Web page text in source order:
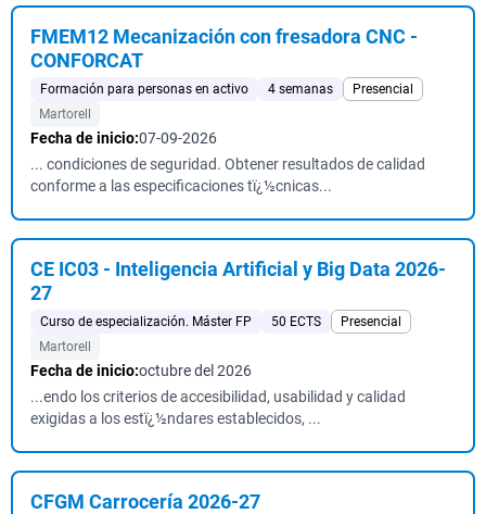
FMEM12 Mecanización con fresadora CNC -
CONFORCAT
Formación para personas en activo 4 semanas
Presencial
Martorell
Fecha de inicio:07-09-2026
... condiciones de seguridad. Obtener resultados de calidad
conforme a las especificaciones tï¿½cnicas...
CE IC03 - Inteligencia Artificial y Big Data 2026-
27
Curso de especialización. Máster FP 50 ECTS
Presencial
Martorell
Fecha de inicio:octubre del 2026
...endo los criterios de accesibilidad, usabilidad y calidad
exigidas a los estï¿½ndares establecidos, ...
CFGM Carrocería 2026-27